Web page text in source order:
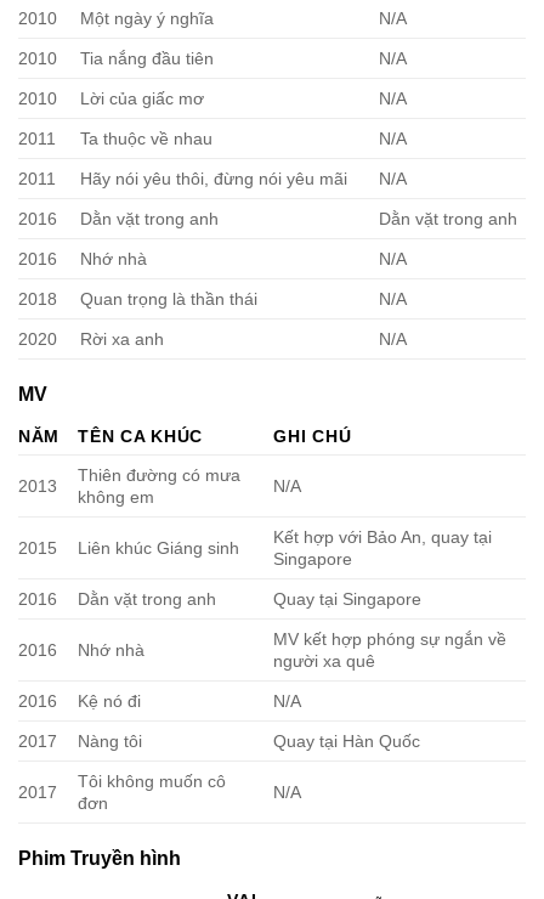
2010 Một ngày ý nghĩa N/A
2010 Tia nắng đầu tiên N/A
2010 Lời của giấc mơ N/A
2011 Ta thuộc về nhau N/A
2011 Hãy nói yêu thôi, đừng nói yêu mãi N/A
2016 Dằn vặt trong anh Dằn vặt trong anh
2016 Nhớ nhà N/A
2018 Quan trọng là thần thái N/A
2020 Rời xa anh N/A
MV
NĂM TÊN CA KHÚC GHI CHÚ
2013
Thiên đường có mưa
không em
N/A
2015 Liên khúc Giáng sinh
Kết hợp với Bảo An, quay tại
Singapore
2016 Dằn vặt trong anh Quay tại Singapore
2016 Nhớ nhà
MV kết hợp phóng sự ngắn về
người xa quê
2016 Kệ nó đi N/A
2017 Nàng tôi Quay tại Hàn Quốc
2017
Tôi không muốn cô
đơn
N/A
Phim Truyền hình